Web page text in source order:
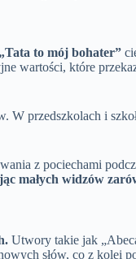
„Tata to mój bohater”
wartości, które
przedszkolach i
z pociechami
małych widzów
Utwory takie jak
słów, co z kolei